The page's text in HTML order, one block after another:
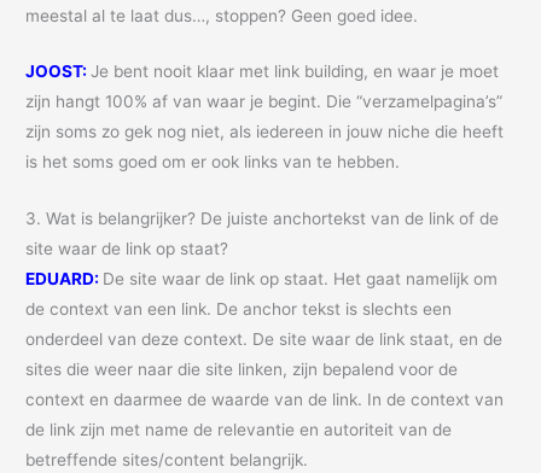
meestal al te laat dus…, stoppen? Geen goed idee.
JOOST: Je bent nooit klaar met link building, en waar je moet
zijn hangt 100% af van waar je begint. Die “verzamelpagina’s”
zijn soms zo gek nog niet, als iedereen in jouw niche die heeft
is het soms goed om er ook links van te hebben.
3. Wat is belangrijker? De juiste anchortekst van de link of de
site waar de link op staat?
EDUARD: De site waar de link op staat. Het gaat namelijk om
de context van een link. De anchor tekst is slechts een
onderdeel van deze context. De site waar de link staat, en de
sites die weer naar die site linken, zijn bepalend voor de
context en daarmee de waarde van de link. In de context van
de link zijn met name de relevantie en autoriteit van de
betreffende sites/content belangrijk.